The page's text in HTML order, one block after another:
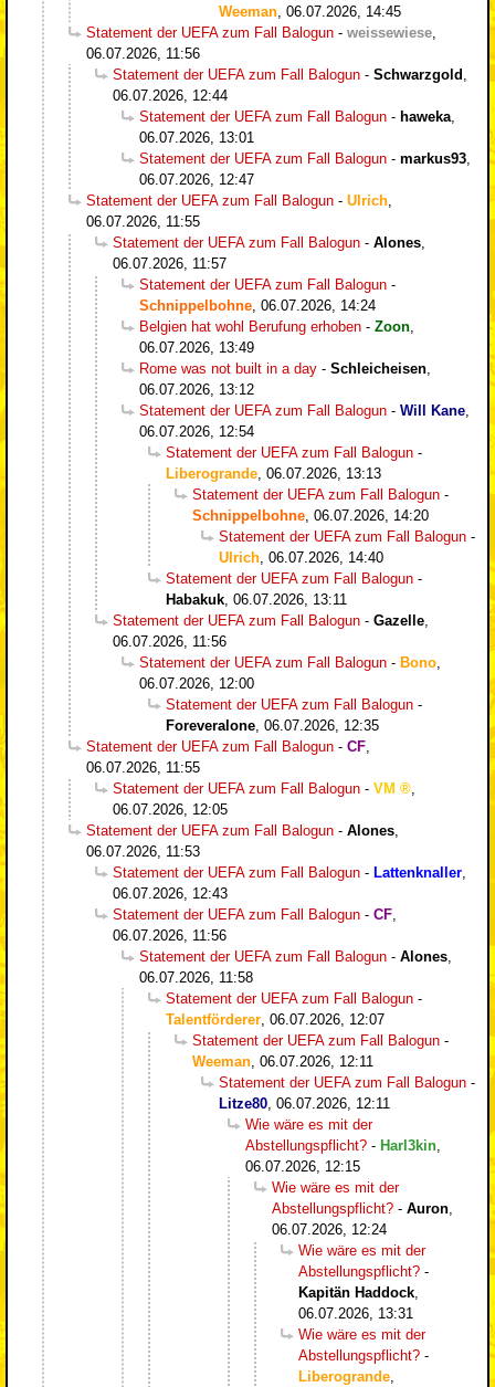
Weeman 06.07.2026, 14:45
Statement der UEFA zum Fall Balogun - weissewiese
06.07.2026, 11:56
Statement der UEFA zum Fall Balogun - Schwarzgold
06.07.2026, 12:44
Statement der UEFA zum Fall Balogun - haweka
06.07.2026, 13:01
Statement der UEFA zum Fall Balogun - markus93
06.07.2026, 12:47
Statement der UEFA zum Fall Balogun - Ulrich
06.07.2026, 11:55
Statement der UEFA zum Fall Balogun - Alones
06.07.2026, 11:57
Statement der UEFA zum Fall Balogun -
Schnippelbohne 06.07.2026, 14:24
Belgien hat wohl Berufung erhoben - Zoon
06.07.2026, 13:49
Rome was not built in a day - Schleicheisen
06.07.2026, 13:12
Statement der UEFA zum Fall Balogun - Will Kane
06.07.2026, 12:54
Statement der UEFA zum Fall Balogun -
Liberogrande 06.07.2026, 13:13
Statement der UEFA zum Fall Balogun -
Schnippelbohne 06.07.2026, 14:20
Statement der UEFA zum Fall Balogun -
Ulrich 06.07.2026, 14:40
Statement der UEFA zum Fall Balogun -
Habakuk 06.07.2026, 13:11
Statement der UEFA zum Fall Balogun - Gazelle
06.07.2026, 11:56
Statement der UEFA zum Fall Balogun - Bono
06.07.2026, 12:00
Statement der UEFA zum Fall Balogun -
Foreveralone 06.07.2026, 12:35
Statement der UEFA zum Fall Balogun - CF
06.07.2026, 11:55
Statement der UEFA zum Fall Balogun - VM
06.07.2026, 12:05
Statement der UEFA zum Fall Balogun - Alones
06.07.2026, 11:53
Statement der UEFA zum Fall Balogun - Lattenknaller
06.07.2026, 12:43
Statement der UEFA zum Fall Balogun - CF
06.07.2026, 11:56
Statement der UEFA zum Fall Balogun - Alones
06.07.2026, 11:58
Statement der UEFA zum Fall Balogun -
Talentförderer 06.07.2026, 12:07
Statement der UEFA zum Fall Balogun -
Weeman 06.07.2026, 12:11
Statement der UEFA zum Fall Balogun -
Litze80 06.07.2026, 12:11
Wie wäre es mit der
Abstellungspflicht? - Harl3kin
06.07.2026, 12:15
Wie wäre es mit der
Abstellungspflicht? - Auron
06.07.2026, 12:24
Wie wäre es mit der
Abstellungspflicht? -
Kapitän Haddock
06.07.2026, 13:31
Wie wäre es mit der
Abstellungspflicht? -
Liberogrande